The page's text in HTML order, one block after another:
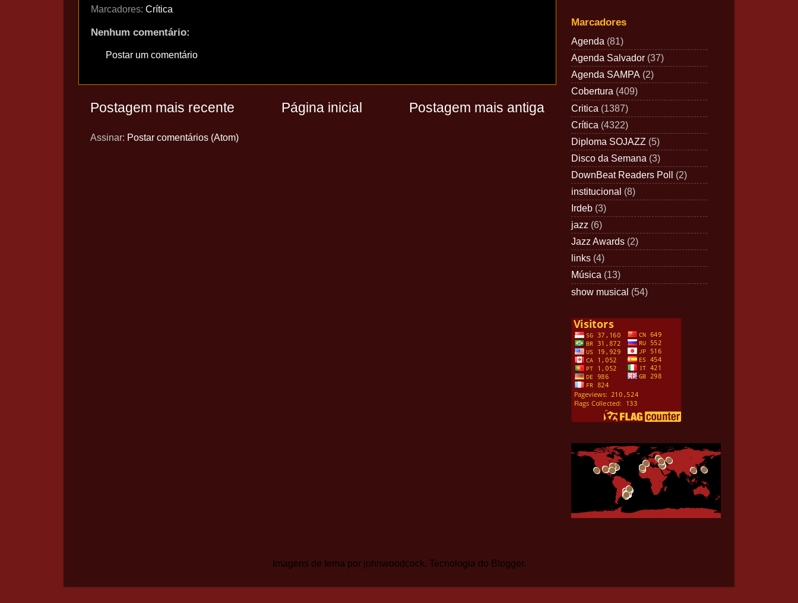
Marcadores: Crítica
Nenhum comentário:
Postar um comentário
Postagem mais recente Postagem mais antiga
Página inicial
Assinar: Postar comentários (Atom)
Marcadores
Agenda (81)
Agenda Salvador (37)
Agenda SAMPA (2)
Cobertura (409)
Critica (1387)
Crítica (4322)
Diploma SOJAZZ (5)
Disco da Semana (3)
DownBeat Readers Poll (2)
institucional (8)
Irdeb (3)
jazz (6)
Jazz Awards (2)
links (4)
Música (13)
show musical (54)
Imagens de tema por johnwoodcock. Tecnologia do Blogger.